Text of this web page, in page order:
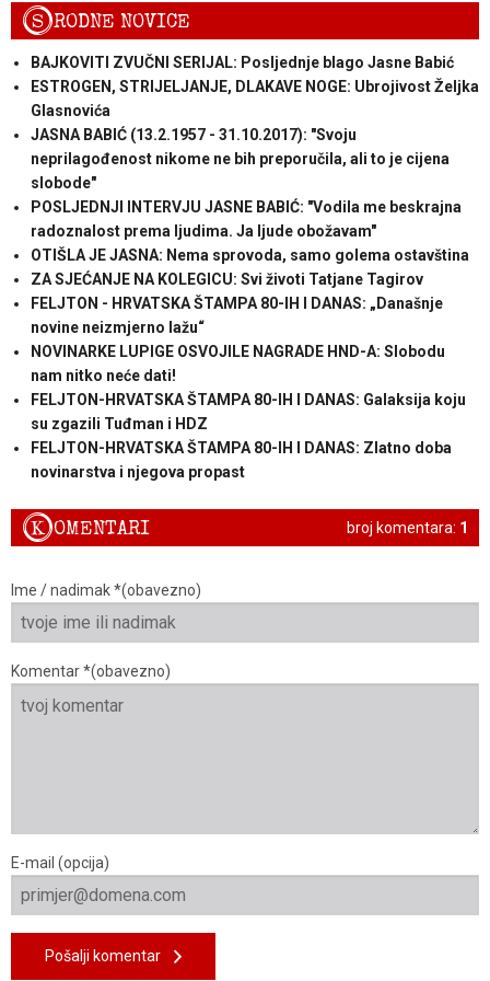
SRODNE NOVICE
BAJKOVITI ZVUČNI SERIJAL: Posljednje blago Jasne Babić
ESTROGEN, STRIJELJANJE, DLAKAVE NOGE: Ubrojivost Željka
Glasnovića
JASNA BABIĆ (13.2.1957 - 31.10.2017): "Svoju
neprilagođenost nikome ne bih preporučila, ali to je cijena
slobode"
POSLJEDNJI INTERVJU JASNE BABIĆ: "Vodila me beskrajna
radoznalost prema ljudima. Ja ljude obožavam"
OTIŠLA JE JASNA: Nema sprovoda, samo golema ostavština
ZA SJEĆANJE NA KOLEGICU: Svi životi Tatjane Tagirov
FELJTON - HRVATSKA ŠTAMPA 80-IH I DANAS: „Današnje
novine neizmjerno lažu“
NOVINARKE LUPIGE OSVOJILE NAGRADE HND-A: Slobodu
nam nitko neće dati!
FELJTON-HRVATSKA ŠTAMPA 80-IH I DANAS: Galaksija koju
su zgazili Tuđman i HDZ
FELJTON-HRVATSKA ŠTAMPA 80-IH I DANAS: Zlatno doba
novinarstva i njegova propast
broj komentara: 1
KOMENTARI
Ime / nadimak *(obavezno)
Komentar *(obavezno)
E-mail (opcija)
Pošalji komentar